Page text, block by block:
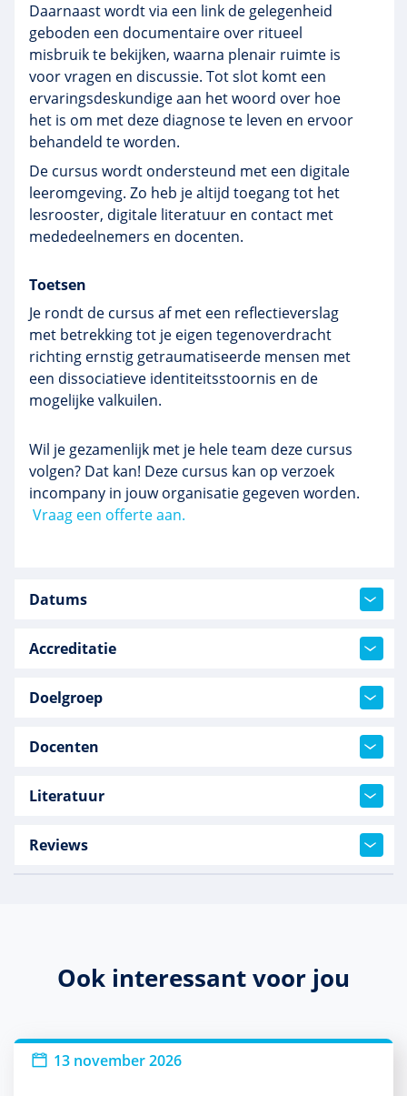
Daarnaast wordt via een link de gelegenheid
geboden een documentaire over ritueel
misbruik te bekijken, waarna plenair ruimte is
voor vragen en discussie. Tot slot komt een
ervaringsdeskundige aan het woord over hoe
het is om met deze diagnose te leven en ervoor
behandeld te worden.
De cursus wordt ondersteund met een digitale
leeromgeving. Zo heb je altijd toegang tot het
lesrooster, digitale literatuur en contact met
mededeelnemers en docenten.
Toetsen
Je rondt de cursus af met een reflectieverslag
met betrekking tot je eigen tegenoverdracht
richting ernstig getraumatiseerde mensen met
een dissociatieve identiteitsstoornis en de
mogelijke valkuilen.
Wil je gezamenlijk met je hele team deze cursus
volgen? Dat kan! Deze cursus kan op verzoek
incompany in jouw organisatie gegeven worden.
Vraag een offerte aan.
Datums
Accreditatie
Doelgroep
Docenten
Literatuur
Reviews
Ook interessant voor jou
13 november 2026